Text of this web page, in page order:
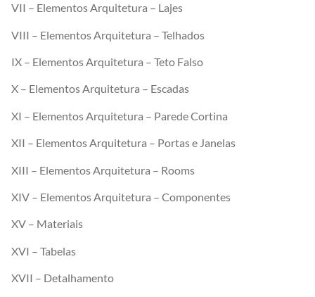
VII – Elementos Arquitetura – Lajes
VIII – Elementos Arquitetura – Telhados
IX – Elementos Arquitetura – Teto Falso
X – Elementos Arquitetura – Escadas
XI – Elementos Arquitetura – Parede Cortina
XII – Elementos Arquitetura – Portas e Janelas
XIII – Elementos Arquitetura – Rooms
XIV – Elementos Arquitetura – Componentes
XV – Materiais
XVI – Tabelas
XVII – Detalhamento